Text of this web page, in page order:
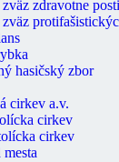
zdravotne
zväz
hasičský zbor
cirkev a.v.
cirkev
cirkev